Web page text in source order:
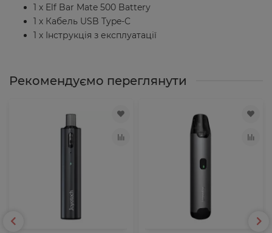
1 х Elf Bar Mate 500 Battery
1 х Кабель USB Type-C
1 х Інструкція з експлуатації
Рекомендуємо переглянути